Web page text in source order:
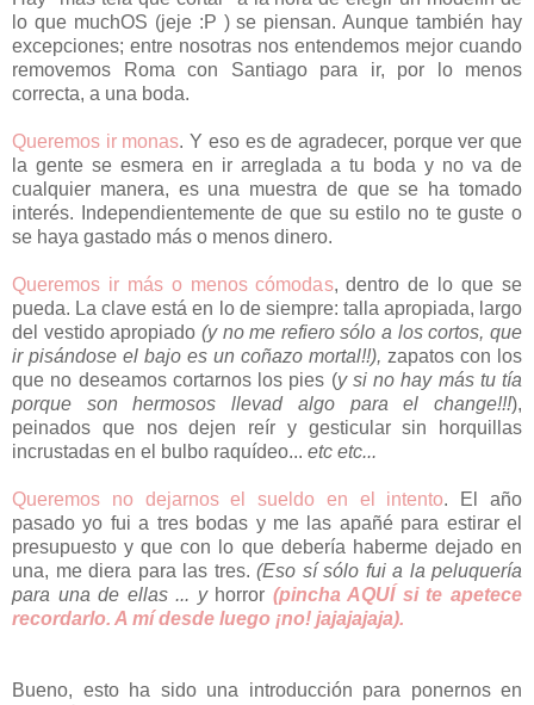
lo que muchOS (jeje :P ) se piensan. Aunque también hay
excepciones; entre nosotras nos entendemos mejor cuando
removemos Roma con Santiago para ir, por lo menos
correcta, a una boda.
Queremos ir monas. Y eso es de agradecer, porque ver que
la gente se esmera en ir arreglada a tu boda y no va de
cualquier manera, es una muestra de que se ha tomado
interés. Independientemente de que su estilo no te guste o
se haya gastado más o menos dinero.
Queremos ir más o menos cómodas, dentro de lo que se
pueda. La clave está en lo de siempre: talla apropiada, largo
del vestido apropiado (y no me refiero sólo a los cortos, que
ir pisándose el bajo es un coñazo mortal!!), zapatos con los
que no deseamos cortarnos los pies (y si no hay más tu tía
porque son hermosos llevad algo para el change!!!),
peinados que nos dejen reír y gesticular sin horquillas
incrustadas en el bulbo raquídeo... etc etc...
Queremos no dejarnos el sueldo en el intento. El año
pasado yo fui a tres bodas y me las apañé para estirar el
presupuesto y que con lo que debería haberme dejado en
una, me diera para las tres. (Eso sí sólo fui a la peluquería
para una de ellas ... y horror (pincha AQUÍ si te apetece
recordarlo. A mí desde luego ¡no! jajajajaja).
Bueno, esto ha sido una introducción para ponernos en